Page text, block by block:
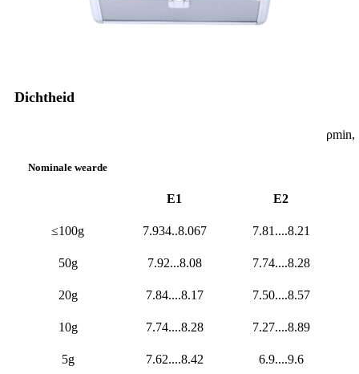
Dichtheid
Nominale wearde
ρmin,
E1 E2
≤100g 7.934..8.067 7.81....8.21
50g 7.92...8.08 7.74....8.28
20g 7.84....8.17 7.50....8.57
10g 7.74....8.28 7.27....8.89
5g 7.62....8.42 6.9....9.6